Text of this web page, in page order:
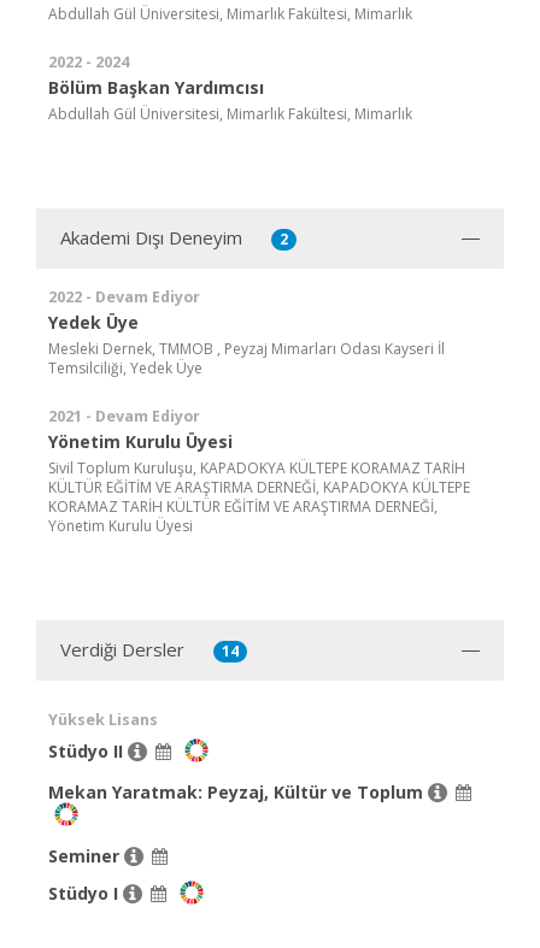
Abdullah Gül Üniversitesi, Mimarlık Fakültesi, Mimarlık
2022 - 2024
Bölüm Başkan Yardımcısı
Abdullah Gül Üniversitesi, Mimarlık Fakültesi, Mimarlık
Akademi Dışı Deneyim 2
2022 - Devam Ediyor
Yedek Üye
Mesleki Dernek, TMMOB , Peyzaj Mimarları Odası Kayseri İl
Temsilciliği, Yedek Üye
2021 - Devam Ediyor
Yönetim Kurulu Üyesi
Sivil Toplum Kuruluşu, KAPADOKYA KÜLTEPE KORAMAZ TARİH
KÜLTÜR EĞİTİM VE ARAŞTIRMA DERNEĞİ, KAPADOKYA KÜLTEPE
KORAMAZ TARİH KÜLTÜR EĞİTİM VE ARAŞTIRMA DERNEĞİ,
Yönetim Kurulu Üyesi
Verdiği Dersler 14
Yüksek Lisans
Stüdyo II
Mekan Yaratmak: Peyzaj, Kültür ve Toplum
Seminer
Stüdyo I